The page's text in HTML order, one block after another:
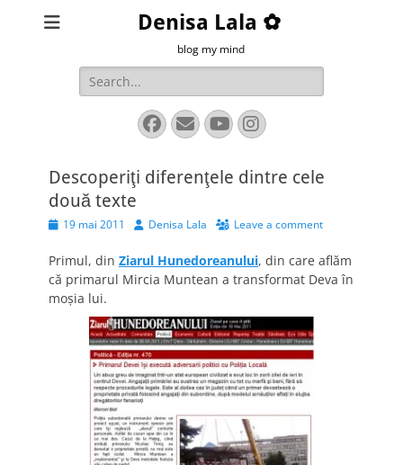
Denisa Lala ✿
blog my mind
Search
for:
Facebook
EmailYouTube
Instagram
Descoperiţi diferenţele dintre cele
două texte
Posted19 mai 2011 AuthorDenisa Lala Leave a comment
Primul, din Ziarul Hunedoreanului, din care aflăm
că primarul Mircia Muntean a transformat Deva în
moşia lui.